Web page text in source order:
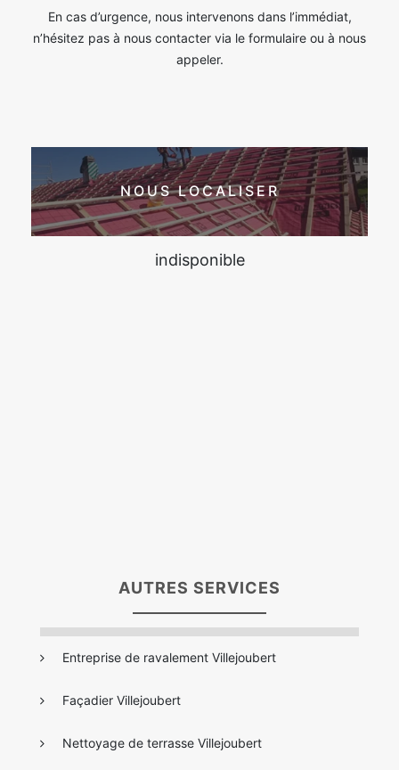
En cas d’urgence, nous intervenons dans l’immédiat,
n’hésitez pas à nous contacter via le formulaire ou à nous
appeler.
NOUS LOCALISER
indisponible
AUTRES SERVICES
Entreprise de ravalement Villejoubert
Façadier Villejoubert
Nettoyage de terrasse Villejoubert